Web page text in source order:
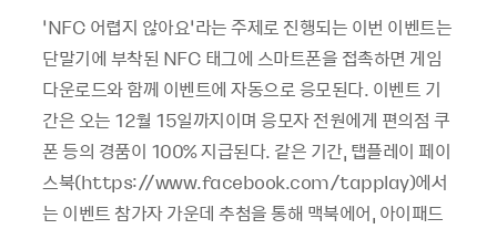
‘NFC 어렵지 않아요’라는 주제로 진행되는 이번 이벤트는
단말기에 부착된 NFC 태그에 스마트폰을 접촉하면 게임
다운로드와 함께 이벤트에 자동으로 응모된다. 이벤트 기
간은 오는 12월 15일까지이며 응모자 전원에게 편의점 쿠
폰 등의 경품이 100% 지급된다. 같은 기간, 탭플레이 페이
스북(https://www.facebook.com/tapplay)에서
는 이벤트 참가자 가운데 추첨을 통해 맥북에어, 아이패드